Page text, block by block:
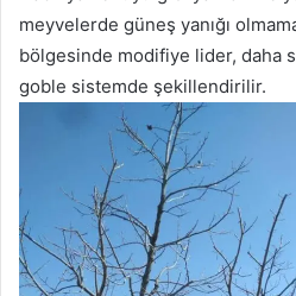
meyvelerde güneş yanığı
bölgesinde modifiye lider, daha
goble sistemde şekillendirilir.